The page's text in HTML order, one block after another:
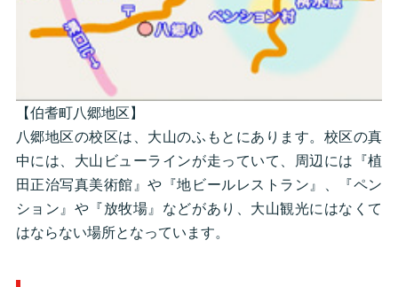
【伯耆町八郷地区】
八郷地区の校区は、大山のふもとにあります。校区の真
中には、大山ビューラインが走っていて、周辺には『植
田正治写真美術館』や『地ビールレストラン』、『ペン
ション』や『放牧場』などがあり、大山観光にはなくて
はならない場所となっています。